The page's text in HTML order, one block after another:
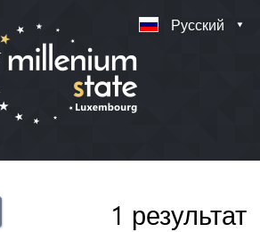
Русский
1 результат